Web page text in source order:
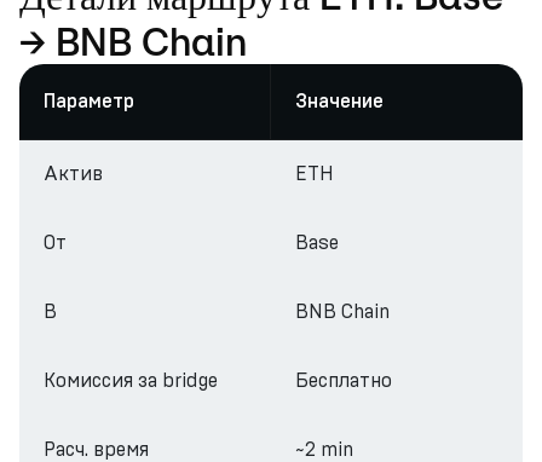
→ BNB Chain
Параметр Значение
Актив ETH
От Base
В BNB Chain
Комиссия за bridge Бесплатно
Расч. время ~2 min